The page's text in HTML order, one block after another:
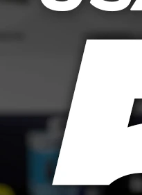
en superficies secas y
proporcionando mayor
al desgaste, extendiendo la
de medida 195/
presión de inflado de los
bruscas para prolongar la
la sostenibilidad, aplicando